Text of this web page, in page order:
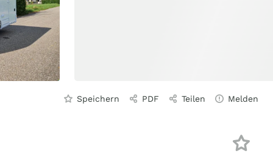
Speichern PDF Teilen Melden